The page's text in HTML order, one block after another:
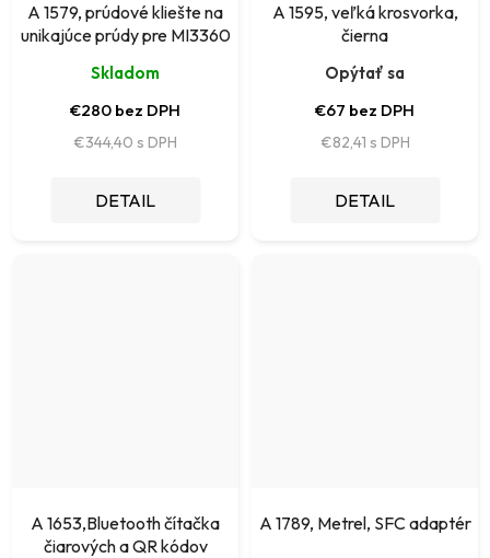
A 1579, prúdové kliešte na
unikajúce prúdy pre MI3360
Skladom
€280 bez DPH
€344,40
DETAIL
A 1595, veľká krosvorka,
čierna
Opýtať sa
€67 bez DPH
€82,41
DETAIL
A 1653,Bluetooth čítačka
čiarových a QR kódov
A 1789, Metrel, SFC adaptér